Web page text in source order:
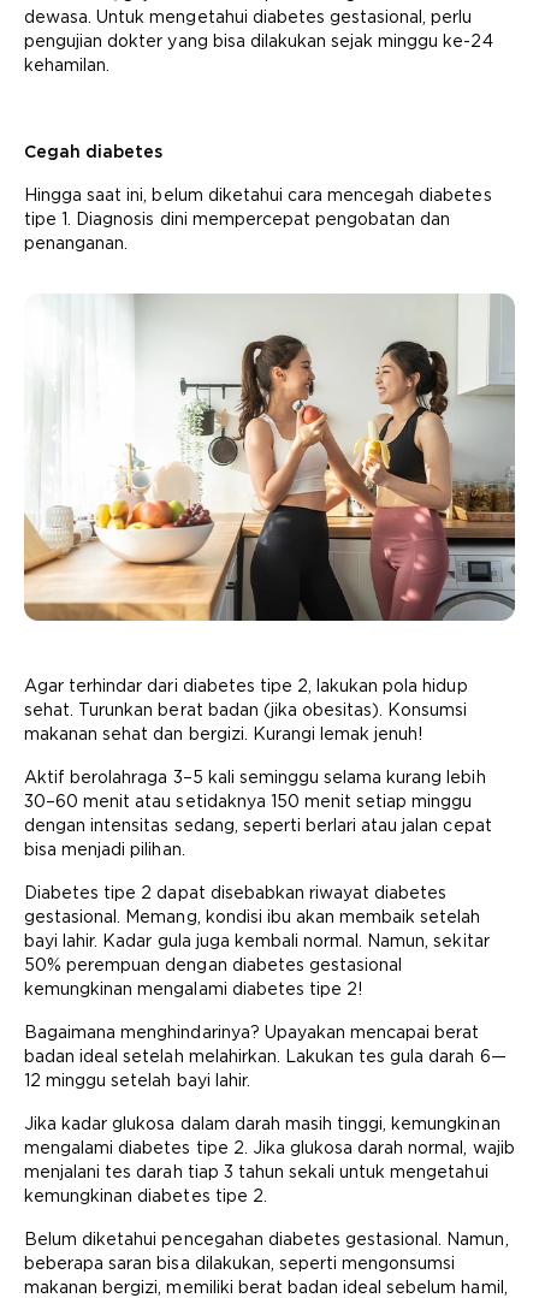
dewasa. Untuk mengetahui diabetes gestasional, perlu
pengujian dokter yang bisa dilakukan sejak minggu ke-24
kehamilan.
Cegah diabetes
Hingga saat ini, belum diketahui cara mencegah diabetes
tipe 1. Diagnosis dini mempercepat pengobatan dan
penanganan.
Agar terhindar dari diabetes tipe 2, lakukan pola hidup
sehat. Turunkan berat badan (jika obesitas). Konsumsi
makanan sehat dan bergizi. Kurangi lemak jenuh!
Aktif berolahraga 3–5 kali seminggu selama kurang lebih
30–60 menit atau setidaknya 150 menit setiap minggu
dengan intensitas sedang, seperti berlari atau jalan cepat
bisa menjadi pilihan.
Diabetes tipe 2 dapat disebabkan riwayat diabetes
gestasional. Memang, kondisi ibu akan membaik setelah
bayi lahir. Kadar gula juga kembali normal. Namun, sekitar
50% perempuan dengan diabetes gestasional
kemungkinan mengalami diabetes tipe 2!
Bagaimana menghindarinya? Upayakan mencapai berat
badan ideal setelah melahirkan. Lakukan tes gula darah 6—
12 minggu setelah bayi lahir.
Jika kadar glukosa dalam darah masih tinggi, kemungkinan
mengalami diabetes tipe 2. Jika glukosa darah normal, wajib
menjalani tes darah tiap 3 tahun sekali untuk mengetahui
kemungkinan diabetes tipe 2.
Belum diketahui pencegahan diabetes gestasional. Namun,
beberapa saran bisa dilakukan, seperti mengonsumsi
makanan bergizi, memiliki berat badan ideal sebelum hamil,